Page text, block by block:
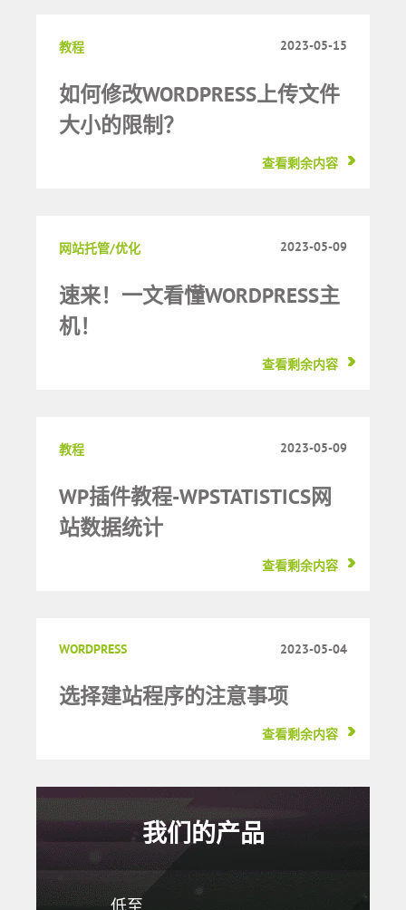
教程 2023-05-15
如何修改WORDPRESS上传文件
大小的限制？
查看剩余内容
网站托管/优化 2023-05-09
速来！一文看懂WORDPRESS主
机！
查看剩余内容
教程 2023-05-09
WP插件教程-WPSTATISTICS网
站数据统计
查看剩余内容
WORDPRESS 2023-05-04
选择建站程序的注意事项
查看剩余内容
我们的产品
低至